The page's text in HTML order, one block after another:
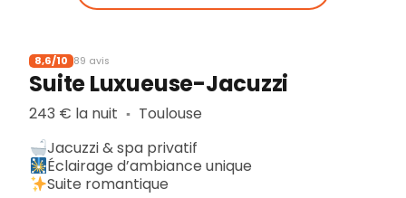
8,6/10 89 avis
Suite Luxueuse-Jacuzzi
243 € la nuit ▪︎ Toulouse
Jacuzzi & spa privatif
Éclairage d’ambiance unique
Suite romantique